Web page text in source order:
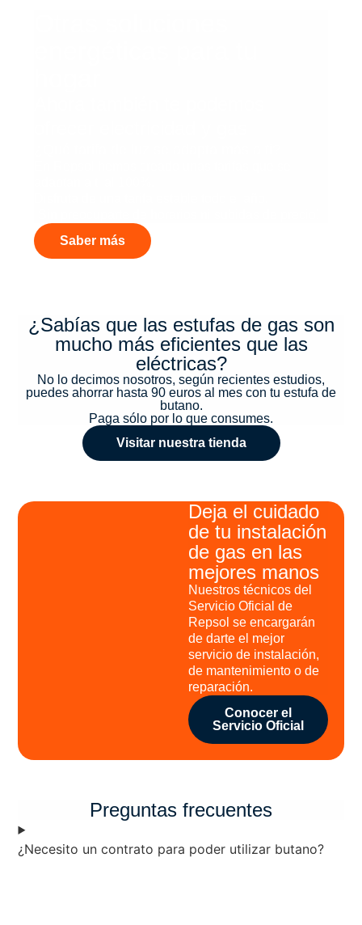
Saber más
¿Sabías que las estufas de gas son
mucho más eficientes que las
eléctricas?
No lo decimos nosotros, según recientes estudios,
puedes ahorrar hasta 90 euros al mes con tu estufa de
butano.
Paga sólo por lo que consumes.
Visitar nuestra tienda
Deja el cuidado
de tu instalación
de gas en las
mejores manos
Nuestros técnicos del
Servicio Oficial de
Repsol se encargarán
de darte el mejor
servicio de instalación,
de mantenimiento o de
reparación.
Conocer el
Servicio Oficial
Preguntas frecuentes
¿Necesito un contrato para poder utilizar butano?